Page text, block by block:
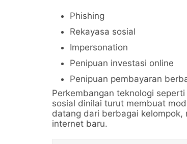
Phishing
Rekayasa sosial
Impersonation
Penipuan investasi online
Penipuan pembayaran
Perkembangan teknologi
sosial dinilai turut membuat
datang dari berbagai kelompok,
internet baru.